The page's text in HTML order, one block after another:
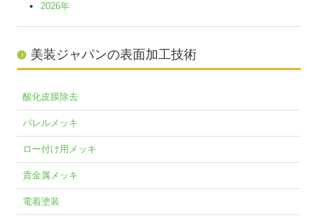
2026年
美装ジャパンの表面加工技術
酸化皮膜除去
バレルメッキ
ロー付け用メッキ
貴金属メッキ
電着塗装